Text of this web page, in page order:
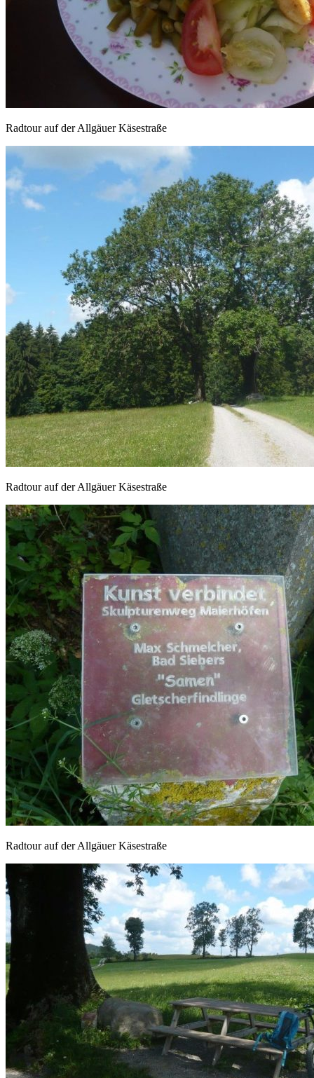
Radtour auf der Allgäuer Käsestraße
Radtour auf der Allgäuer Käsestraße
Radtour auf der Allgäuer Käsestraße